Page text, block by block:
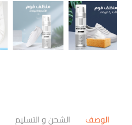
الوصف الشحن و التسليم